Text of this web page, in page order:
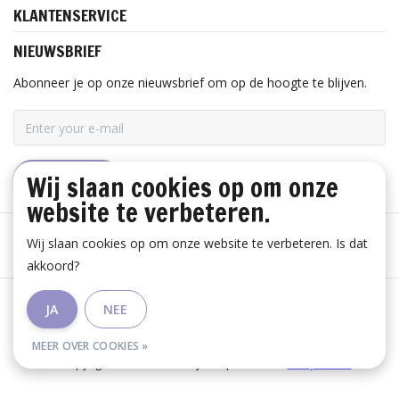
KLANTENSERVICE
NIEUWSBRIEF
Abonneer je op onze nieuwsbrief om op de hoogte te blijven.
ABONNEER
Algemene voorwaarden
Wij slaan cookies op om onze
website te verbeteren.
Wij slaan cookies op om onze website te verbeteren. Is dat
akkoord?
JA NEE
MEER OVER COOKIES »